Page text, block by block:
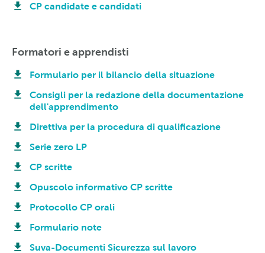
CP candidate e candidati
Formatori e apprendisti
Formulario per il bilancio della situazione
Consigli per la redazione della documentazione
dell'apprendimento
Direttiva per la procedura di qualificazione
Serie zero LP
CP scritte
Opuscolo informativo CP scritte
Protocollo CP orali
Formulario note
Suva-Documenti Sicurezza sul lavoro